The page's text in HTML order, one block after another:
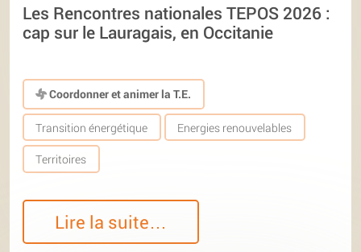
Les Rencontres nationales TEPOS 2026 :
cap sur le Lauragais, en Occitanie
Coordonner et animer la T.E.
Transition énergétique Energies renouvelables
Territoires
Lire la suite…